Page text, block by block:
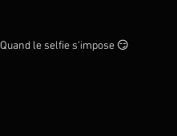
Quand le selfie s'impose 😏